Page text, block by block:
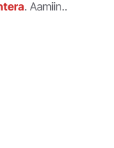
. Aamiin..